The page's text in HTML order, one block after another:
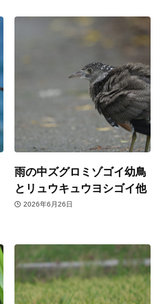
雨の中ズグロミゾゴイ幼鳥
とリュウキュウヨシゴイ他
2026年6月26日